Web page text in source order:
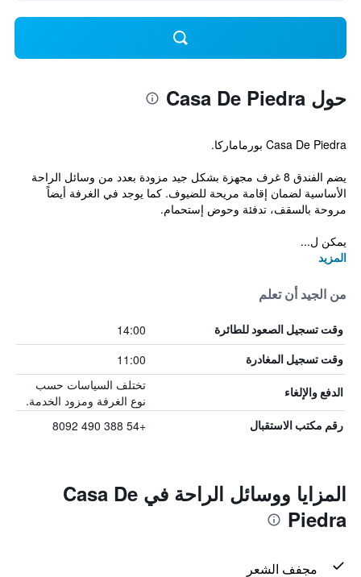
حول Casa De Piedra
Casa De Piedra بورماماركا.
يضم الفندق 8 غرف مجهزة بشكل جيد مزودة بعدد من وسائل الراحة
الأساسية لضمان إقامة مريحة للضيوف. كما يوجد في الغرفة أيضاً
مروحة بالسقف، تدفئة وحوض إستحمام.
يمكن ل...
المزيد
من الجيد أن تعلم
وقت تسجيل الصعود للطائرة 14:00
وقت تسجيل المغادرة 11:00
الدفع والإلغاء
تختلف السياسات حسب
نوع الغرفة ومزود الخدمة.
رقم مكتب الاستقبال +54 388 490 8092
المزايا ووسائل الراحة في Casa De
Piedra
مجفف الشعر